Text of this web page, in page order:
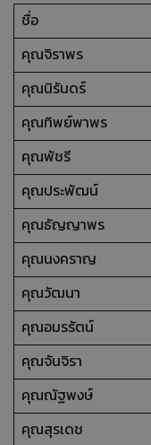
ชื่อ
คุณจิราพร
คุณนิรันดร์
คุณทิพย์พาพร
คุณพัชรี
คุณประพัฒน์
คุณธัญญาพร
คุณนงคราญ
คุณวัฒนา
คุณอมรรัตน์
คุณจันจิรา
คุณณัฐพงษ์
คุณสุรเดช